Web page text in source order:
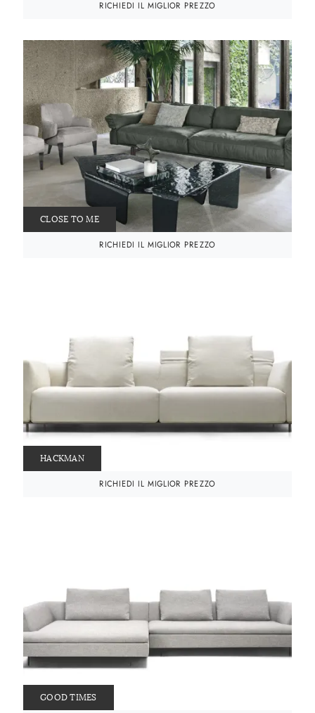
RICHIEDI IL MIGLIOR PREZZO
CLOSE TO ME
RICHIEDI IL MIGLIOR PREZZO
HACKMAN
RICHIEDI IL MIGLIOR PREZZO
GOOD TIMES